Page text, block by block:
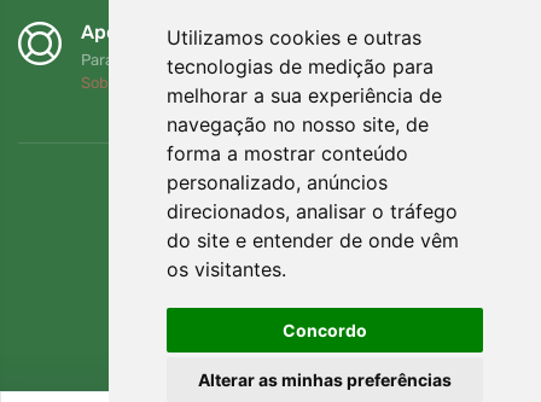
Utilizamos cookies e outras
tecnologias de medição para
melhorar a sua experiência de
navegação no nosso site, de
forma a mostrar conteúdo
personalizado, anúncios
direcionados, analisar o tráfego
do site e entender de onde vêm
os visitantes.
Concordo
Alterar as minhas preferências
Apoiamos a Trees.org
Para cada encomenda plantamos uma árvore! Leia mais
Sobre nós